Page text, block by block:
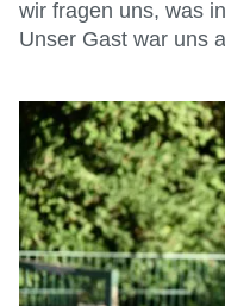
wir fragen uns, was
Unser Gast war uns